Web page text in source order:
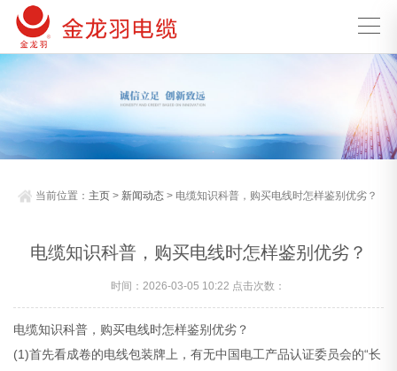
当前位置： 主页 > 新闻动态 > 电缆知识科普，购买电线时怎样鉴别优劣？
电缆知识科普，购买电线时怎样鉴别优劣？
时间：2026-03-05 10:22 点击次数：
电缆知识科普，购买电线时怎样鉴别优劣？
(1)首先看成卷的电线包装牌上，有无中国电工产品认证委员会的“长